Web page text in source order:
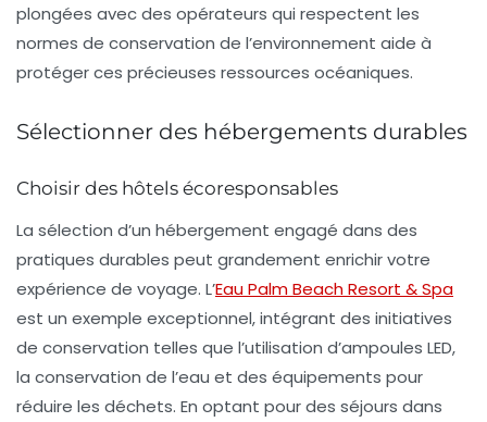
plongées avec des opérateurs qui respectent les
normes de conservation de l’environnement aide à
protéger ces précieuses ressources océaniques.
Sélectionner des hébergements durables
Choisir des hôtels écoresponsables
La sélection d’un hébergement engagé dans des
pratiques durables peut grandement enrichir votre
expérience de voyage. L’Eau Palm Beach Resort & Spa
est un exemple exceptionnel, intégrant des initiatives
de conservation telles que l’utilisation d’ampoules LED,
la conservation de l’eau et des équipements pour
réduire les déchets. En optant pour des séjours dans